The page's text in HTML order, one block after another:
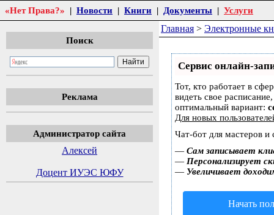
«Нет Права?» | Новости | Книги | Документы | Услуги
Поиск
Реклама
Администратор сайта
Алексей
Доцент ИУЭС ЮФУ
Главная > Электронные
Сервис онлайн-
Тот, кто работает в
видеть свое
оптимальный вариант:
Для новых
Чат-бот для мастеров и
— Сам записывает
— Персонализирует
— Увеличивает
Начать